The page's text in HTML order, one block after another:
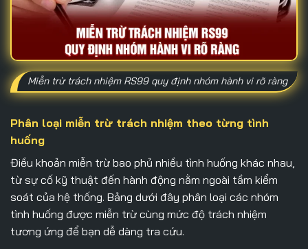
Miễn trừ trách nhiệm RS99 quy định nhóm hành vi rõ ràng
Phân loại miễn trừ trách nhiệm theo từng tình
huống
Điều khoản miễn trừ bao phủ nhiều tình huống khác nhau,
từ sự cố kỹ thuật đến hành động nằm ngoài tầm kiểm
soát của hệ thống. Bảng dưới đây phân loại các nhóm
tình huống được miễn trừ cùng mức độ trách nhiệm
tương ứng để bạn dễ dàng tra cứu.